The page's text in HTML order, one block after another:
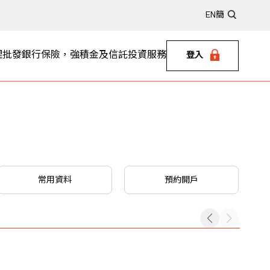
EN 簡
批發銀行保險，強積金及信託投資服務 登入
常用資料 預約開戶